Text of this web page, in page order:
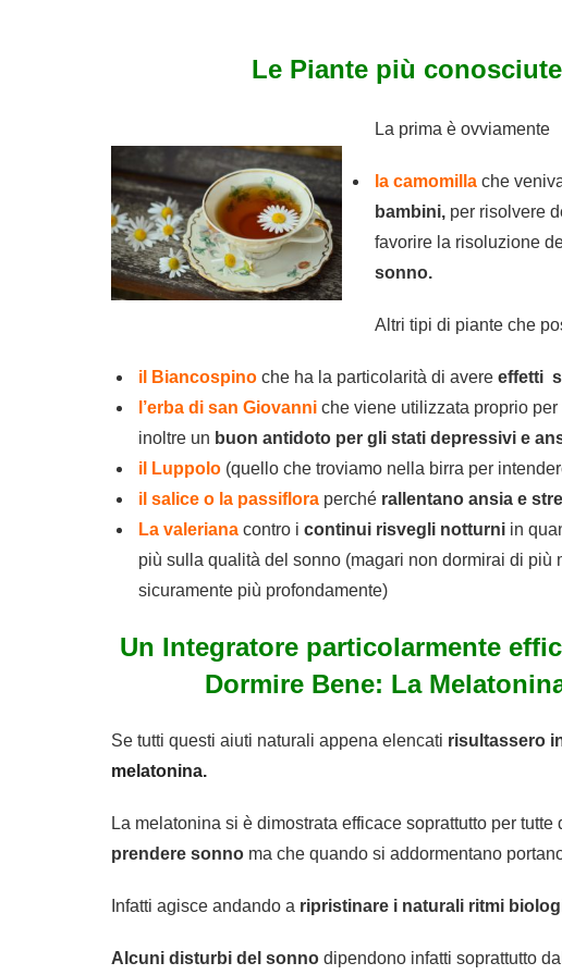
Le Piante più
La prima è ovviamente
la camomilla che
bambini, per risolvere
favorire la risoluzione
sonno.
Altri tipi di piante che
il Biancospino che ha la particolarità di avereeffetti
l’erba di san Giovanni che viene utilizzata proprio
inoltre un buon antidoto per gli stati depressivi e
il Luppolo (quello che troviamo nella birra per
il salice o la passiflora perché rallentano ansia e
La valeriana contro icontinui risvegli notturni in
più sulla qualità del sonno (magari non dormirai di più
sicuramente più profondamente)
Un Integratore particolarmente
Dormire Bene: La
Se tutti questi aiuti naturali appena elencati risultassero
melatonina.
La melatonina si è dimostrata efficace soprattutto per
prendere sonno ma che quando si addormentano
Infatti agisce andando a ripristinare i naturali ritmi
Alcuni disturbi del sonno dipendono infatti soprattutto